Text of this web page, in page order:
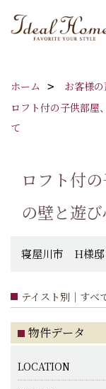
ホーム お客様
ロフト付の子供部屋
て
ロフト付
の壁と遊
寝屋川市 H様邸
テイスト別｜すべ
物件データ
LOCATION